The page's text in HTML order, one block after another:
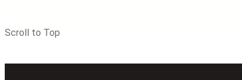
Scroll to Top